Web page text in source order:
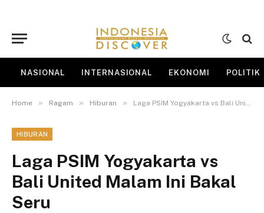
NASIONAL INTERNASIONAL EKONOMI POLITIK
Home » Ragam » Hiburan » Laga PSIM Yogyakarta vs Bali United Malam Ini Bakal Seru
HIBURAN
Laga PSIM Yogyakarta vs
Bali United Malam Ini Bakal
Seru